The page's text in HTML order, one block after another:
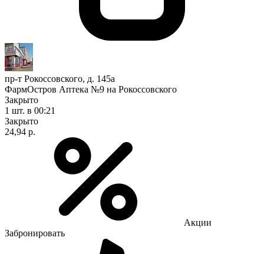
пр-т Рокоссовского, д. 145а
ФармОстров Аптека №9 на Рокоссовского
Закрыто
1 шт. в 00:21
Закрыто
24,94 р.
Акции
Забронировать